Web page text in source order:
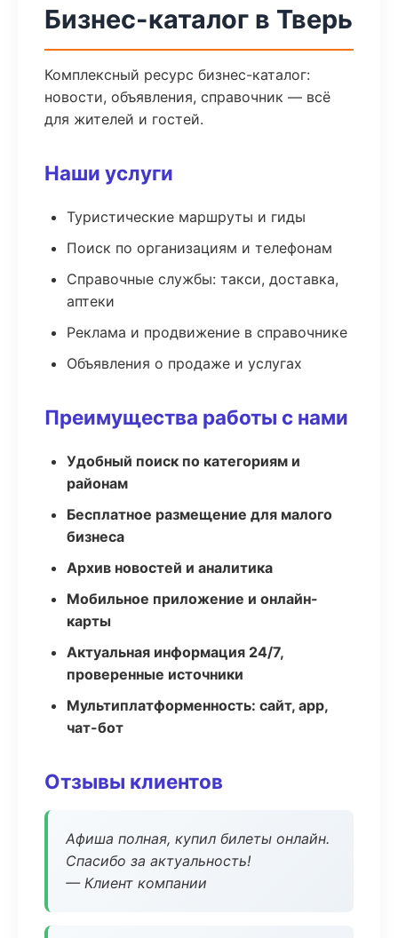
Бизнес-каталог в Тверь
Комплексный ресурс бизнес-каталог:
новости, объявления, справочник — всё
для жителей и гостей.
Наши услуги
Туристические маршруты и гиды
Поиск по организациям и телефонам
Справочные службы: такси, доставка,
аптеки
Реклама и продвижение в справочнике
Объявления о продаже и услугах
Преимущества работы с нами
Удобный поиск по категориям и
районам
Бесплатное размещение для малого
бизнеса
Архив новостей и аналитика
Мобильное приложение и онлайн-
карты
Актуальная информация 24/7,
проверенные источники
Мультиплатформенность: сайт, app,
чат-бот
Отзывы клиентов
Афиша полная, купил билеты онлайн.
Спасибо за актуальность!
— Клиент компании